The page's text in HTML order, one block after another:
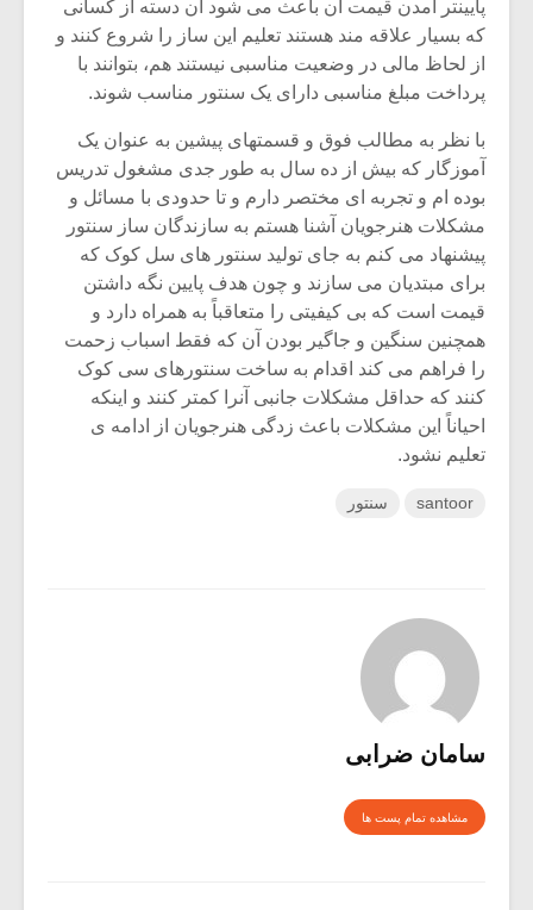
پایینتر آمدن قیمت آن باعث می شود آن دسته از کسانی
که بسیار علاقه مند هستند تعلیم این ساز را شروع کنند و
از لحاظ مالی در وضعیت مناسبی نیستند هم، بتوانند با
پرداخت مبلغ مناسبی دارای یک سنتور مناسب شوند.
با نظر به مطالب فوق و قسمتهای پیشین به عنوان یک
آموزگار که بیش از ده سال به طور جدی مشغول تدریس
بوده ام و تجربه ای مختصر دارم و تا حدودی با مسائل و
مشکلات هنرجویان آشنا هستم به سازندگان ساز سنتور
پیشنهاد می کنم به جای تولید سنتور های سل کوک که
برای مبتدیان می سازند و چون هدف پایین نگه داشتن
قیمت است که بی کیفیتی را متعاقباً به همراه دارد و
همچنین سنگین و جاگیر بودن آن که فقط اسباب زحمت
را فراهم می کند اقدام به ساخت سنتورهای سی کوک
کنند که حداقل مشکلات جانبی آنرا کمتر کنند و اینکه
احیاناً این مشکلات باعث زدگی هنرجویان از ادامه ی
تعلیم نشود.
santoor سنتور
سامان ضرابی
مشاهده تمام پست ها